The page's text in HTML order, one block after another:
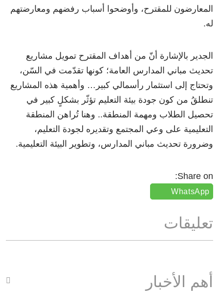
المعارضون للمقترح، وأوضحوا أسباب رفضهم ومعارضتهم
له.
الجدير بالإشارة أنّ من أهداف المقترح تمويل مشاريع
تحديث مباني المدارس العامة؛ كونها تقدّمت في السّن،
وتحتاج إلى استثمار رأسمالي كبير… وأهمية هذه المشاريع
تنطلقُ من كون جودة بيئة التعليم تؤثّر بشكلٍ كبير في
تحصيل الطلاب ومهمة المنطقة.. وهنا تُراهن المنطقة
التعليمية على وعي المجتمع وتقديره لجودة التعليم،
وضرورة تحديث مباني المدارس، وتطوير البيئة التعليمية.
Share on:
WhatsApp
تعليقات
أهم الأخبار